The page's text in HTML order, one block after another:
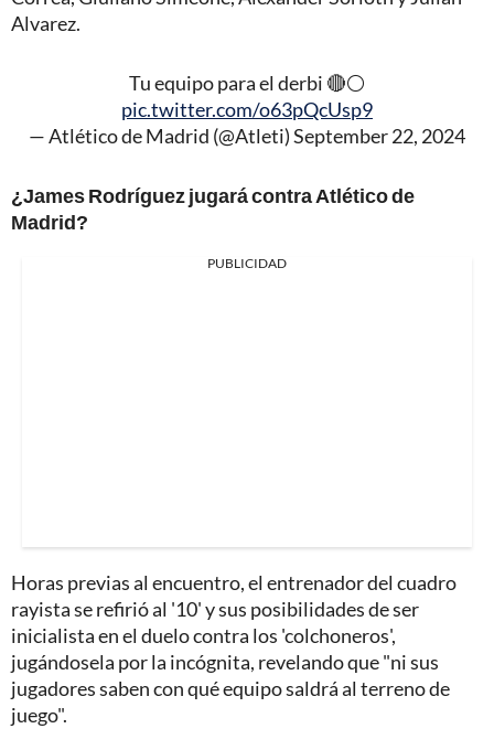
Alvarez.
Tu equipo para el derbi 🔴⚪
pic.twitter.com/o63pQcUsp9
— Atlético de Madrid (@Atleti)September 22, 2024
¿James Rodríguez jugará contra Atlético de
Madrid?
PUBLICIDAD
Horas previas al encuentro, el entrenador del cuadro
rayista se refirió al '10' y sus posibilidades de ser
inicialista en el duelo contra los 'colchoneros',
jugándosela por la incógnita, revelando que "ni sus
jugadores saben con qué equipo saldrá al terreno de
juego".